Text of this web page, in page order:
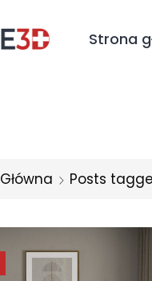
Strona
Główna Posts